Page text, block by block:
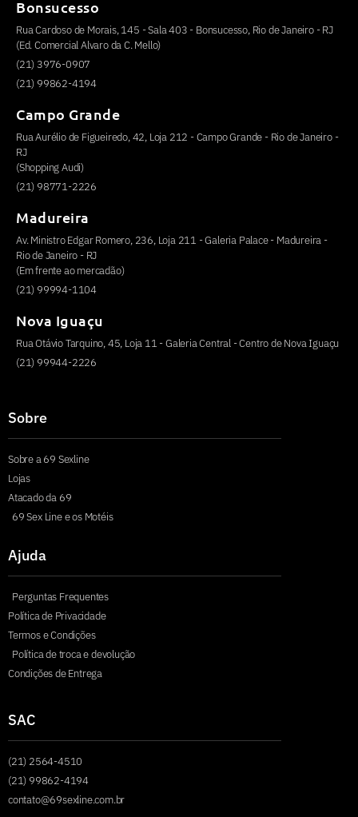
Bonsucesso
Rua Cardoso de Morais, 145 - Sala 403 - Bonsucesso, Rio de Janeiro - RJ
(Ed. Comercial Alvaro da C. Mello)
(21) 3976-0907
(21) 99862-4194
Campo Grande
Rua Aurélio de Figueiredo, 42, Loja 212 - Campo Grande - Rio de Janeiro -
RJ
(Shopping Audi)
(21) 98771-2226
Madureira
Av. Ministro Edgar Romero, 236, Loja 211 - Galeria Palace - Madureira -
Rio de Janeiro - RJ
(Em frente ao mercadão)
(21) 99994-1104
Nova Iguaçu
Rua Otávio Tarquino, 45, Loja 11 - Galeria Central - Centro de Nova Iguaçu
(21) 99944-2226
Sobre
Sobre a 69 Sexline
Lojas
Atacado da 69
69 Sex Line e os Motéis
Ajuda
Perguntas Frequentes
Política de Privacidade
Termos e Condições
Política de troca e devolução
Condições de Entrega
SAC
(21) 2564-4510
(21) 99862-4194
contato@69sexline.com.br